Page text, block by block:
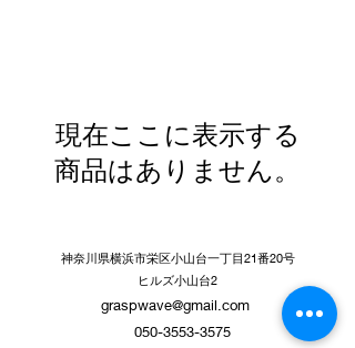
現在ここに表示する
商品はありません。
神奈川県横浜市栄区小山台一丁目21番20号
ヒルズ小山台2
graspwave@gmail.com
050-3553-3575